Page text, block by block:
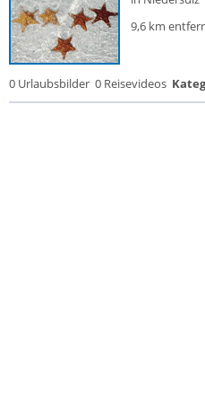
9,6 km
0 Urlaubsbilder 0 Reisevideos